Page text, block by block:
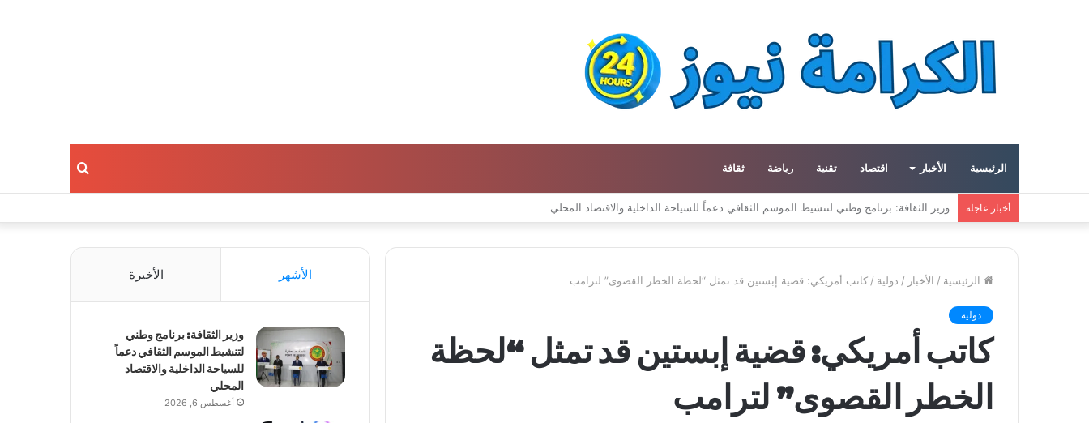
الرئيسية الأخبار اقتصاد تقنية رياضة ثقافة بحث
أخبار عاجلة ميتا توسع مشروع «هايبريون» باستثمارات تتجاوز 50 مليار دولار لتعزيز قدراتها في الذكاء الاصطناعي
الرئيسية / الأخبار / دولية / كاتب أمريكي: قضية إبستين قد تمثل “لحظة الخطر القصوى” لترامب
دولية
كاتب أمريكي: قضية إبستين قد تمثل “لحظة
الخطر القصوى” لترامب
الأشهر الأخيرة
وزير الثقافة: برنامج وطني
لتنشيط الموسم الثقافي دعماً
للسياحة الداخلية والاقتصاد
المحلي
أغسطس 6, 2026